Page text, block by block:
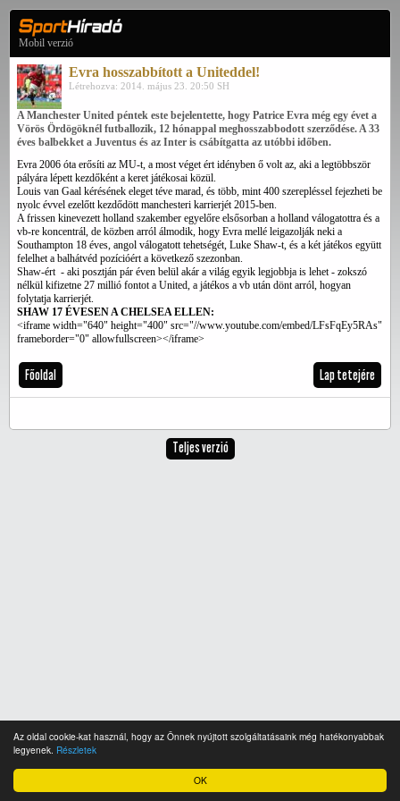
OK
Az oldal cookie-kat használ, hogy az Önnek nyújtott szolgáltatásaink még hatékonyabbak
legyenek. Részletek
Mobil verzió
Evra hosszabbított a Uniteddel!
Létrehozva: 2014. május 23. 20:50 SH
A Manchester United péntek este bejelentette, hogy Patrice Evra még egy évet a
Vörös Ördögöknél futballozik, 12 hónappal meghosszabbodott szerződése. A 33
éves balbekket a Juventus és az Inter is csábítgatta az utóbbi időben.
Evra 2006 óta erősíti az MU-t, a most véget ért idényben ő volt az, aki a legtöbbször
pályára lépett kezdőként a keret játékosai közül.
Louis van Gaal kérésének eleget téve marad, és több, mint 400 szerepléssel fejezheti be
nyolc évvel ezelőtt kezdődött manchesteri karrierjét 2015-ben.
A frissen kinevezett holland szakember egyelőre elsősorban a holland válogatottra és a
vb-re koncentrál, de közben arról álmodik, hogy Evra mellé leigazolják neki a
Southampton 18 éves, angol válogatott tehetségét, Luke Shaw-t, és a két játékos együtt
felelhet a balhátvéd pozícióért a következő szezonban.
Shaw-ért - aki posztján pár éven belül akár a világ egyik legjobbja is lehet - zokszó
nélkül kifizetne 27 millió fontot a United, a játékos a vb után dönt arról, hogyan
folytatja karrierjét.
SHAW 17 ÉVESEN A CHELSEA ELLEN:
<iframe width="640" height="400" src="//www.youtube.com/embed/LFsFqEy5RAs"
frameborder="0" allowfullscreen></iframe>
Főoldal Lap tetejére
Teljes verzió